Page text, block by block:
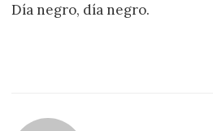
Día negro, día negro.